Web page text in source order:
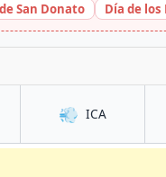
San Donato Día de
La Libertad
💨 ICAen La